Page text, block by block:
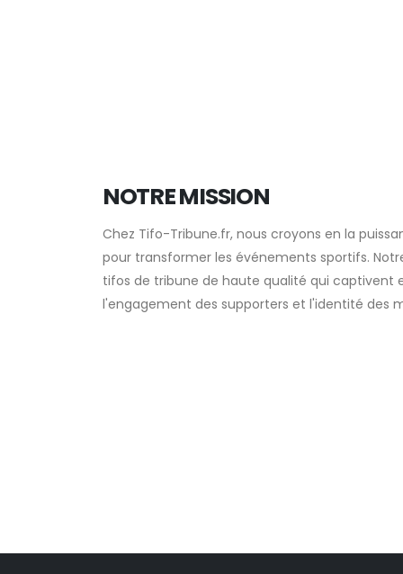
NOTRE MISSION
Chez Tifo-Tribune.fr, nous croyons en la
pour transformer les événements sportifs.
tifos de tribune de haute qualité qui captivent
l'engagement des supporters et l'identité des